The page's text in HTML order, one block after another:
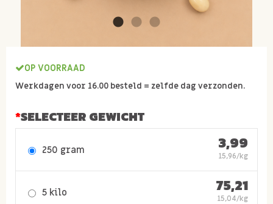
OP VOORRAAD
Werkdagen voor 16.00 besteld = zelfde dag verzonden.
SELECTEER GEWICHT
250 gram 3,99
15,96/kg
5 kilo 75,21
15,04/kg